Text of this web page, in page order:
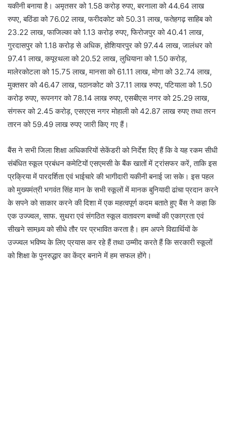
यकीनी बनाया है। अमृतसर को 1.58 करोड़ रुपए, बरनाला को 44.64 लाख
रुपए, बठिंडा को 76.02 लाख, फरीदकोट को 50.31 लाख, फतेहगढ़ साहिब को
23.22 लाख, फाजिल्का को 1.13 करोड़ रुपए, फिरोजपुर को 40.41 लाख,
गुरदासपुर को 1.18 करोड़ से अधिक, होशियारपुर को 97.44 लाख, जालंधर को
97.41 लाख, कपूरथला को 20.52 लाख, लुधियाना को 1.50 करोड़,
मालेरकोटला को 15.75 लाख, मानसा को 61.11 लाख, मोगा को 32.74 लाख,
मुक्तसर को 46.47 लाख, पठानकोट को 37.11 लाख रुपए, पटियाला को 1.50
करोड़ रुपए, रूपनगर को 78.14 लाख रुपए, एसबीएस नगर को 25.29 लाख,
संगरूर को 2.45 करोड़, एसएएस नगर मोहाली को 42.87 लाख रुपए तथा तरन
तारन को 59.49 लाख रुपए जारी किए गए हैं।
बैंस ने सभी जिला शिक्षा अधिकारियों सेकेंडरी को निर्देश दिए हैं कि वे यह रकम सीधी
संबंधित स्कूल प्रबंधन कमेटियों एसएमसी के बैंक खातों में ट्रांसफर करें, ताकि इस
प्रक्रिया में पारदर्शिता एवं भाईचारे की भागीदारी यकीनी बनाई जा सके। इस पहल
को मुख्यमंत्री भगवंत सिंह मान के सभी स्कूलों में मानक बुनियादी ढांचा प्रदान करने
के सपने को साकार करने की दिशा में एक महत्वपूर्ण कदम बताते हुए बैंस ने कहा कि
एक उज्ज्वल, साफ. सुथरा एवं संगठित स्कूल वातावरण बच्चों की एकाग्रता एवं
सीखने सामथ्र्य को सीधे तौर पर प्रभावित करता है। हम अपने विद्यार्थियों के
उज्ज्वल भविष्य के लिए प्रयास कर रहे हैं तथा उम्मीद करते हैं कि सरकारी स्कूलों
को शिक्षा के पुनरुद्धार का केंद्र बनाने में हम सफल होंगे।